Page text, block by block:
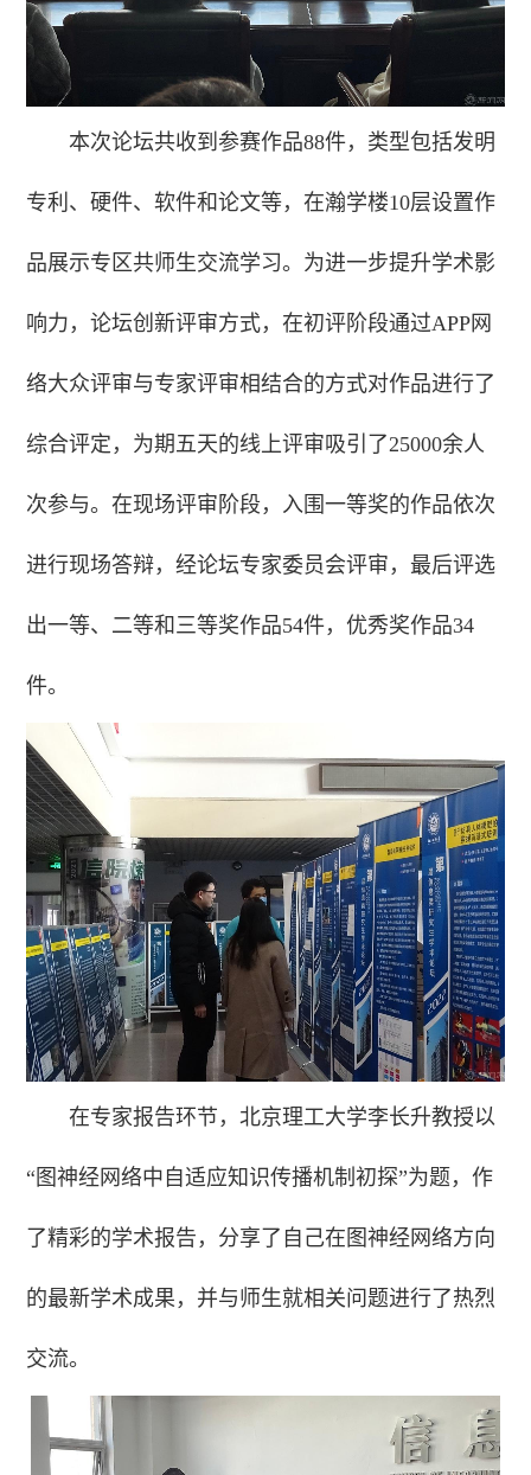
本次论坛共收到参赛作品88件，类型包括发明
专利、硬件、软件和论文等，在瀚学楼10层设置作
品展示专区共师生交流学习。为进一步提升学术影
响力，论坛创新评审方式，在初评阶段通过APP网
络大众评审与专家评审相结合的方式对作品进行了
综合评定，为期五天的线上评审吸引了25000余人
次参与。在现场评审阶段，入围一等奖的作品依次
进行现场答辩，经论坛专家委员会评审，最后评选
出一等、二等和三等奖作品54件，优秀奖作品34
件。
在专家报告环节，北京理工大学李长升教授以
“图神经网络中自适应知识传播机制初探”为题，作
了精彩的学术报告，分享了自己在图神经网络方向
的最新学术成果，并与师生就相关问题进行了热烈
交流。